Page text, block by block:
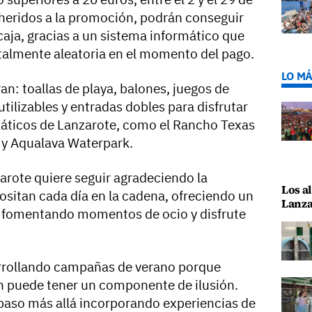
a la promoción, podrán conseguir
gracias a un sistema informático que
aleatoria en el momento del pago.
toallas de playa, balones, juegos de
y entradas dobles para disfrutar
de Lanzarote, como el Rancho Texas
Aqualava Waterpark.
quiere seguir agradeciendo la
cada día en la cadena, ofreciendo un
momentos de ocio y disfrute
campañas de verano porque
tener un componente de ilusión.
más allá incorporando experiencias de
LO
Los